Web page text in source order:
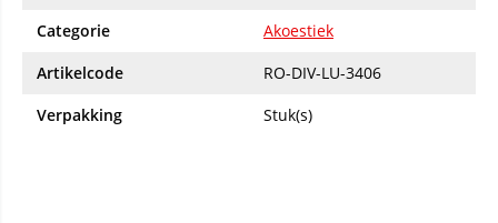
Categorie
Akoestiek
Artikelcode
RO-DIV-LU-3406
Verpakking
Stuk(s)